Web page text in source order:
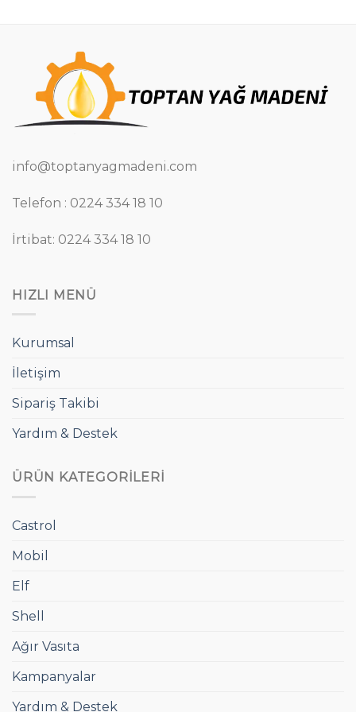
info@toptanyagmadeni.com
Telefon : 0224 334 18 10
İrtibat: 0224 334 18 10
HIZLI MENÜ
Kurumsal
İletişim
Sipariş Takibi
Yardım & Destek
ÜRÜN KATEGORILERI
Castrol
Mobil
Elf
Shell
Ağır Vasıta
Kampanyalar
Yardım & Destek